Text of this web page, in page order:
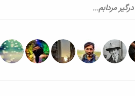
مردابم...